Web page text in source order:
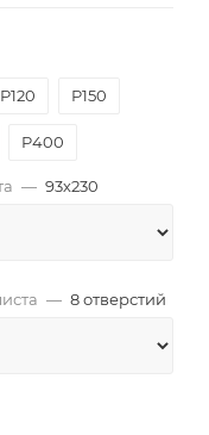
P120 P150
P400
— 93х230
— 8 отверстий